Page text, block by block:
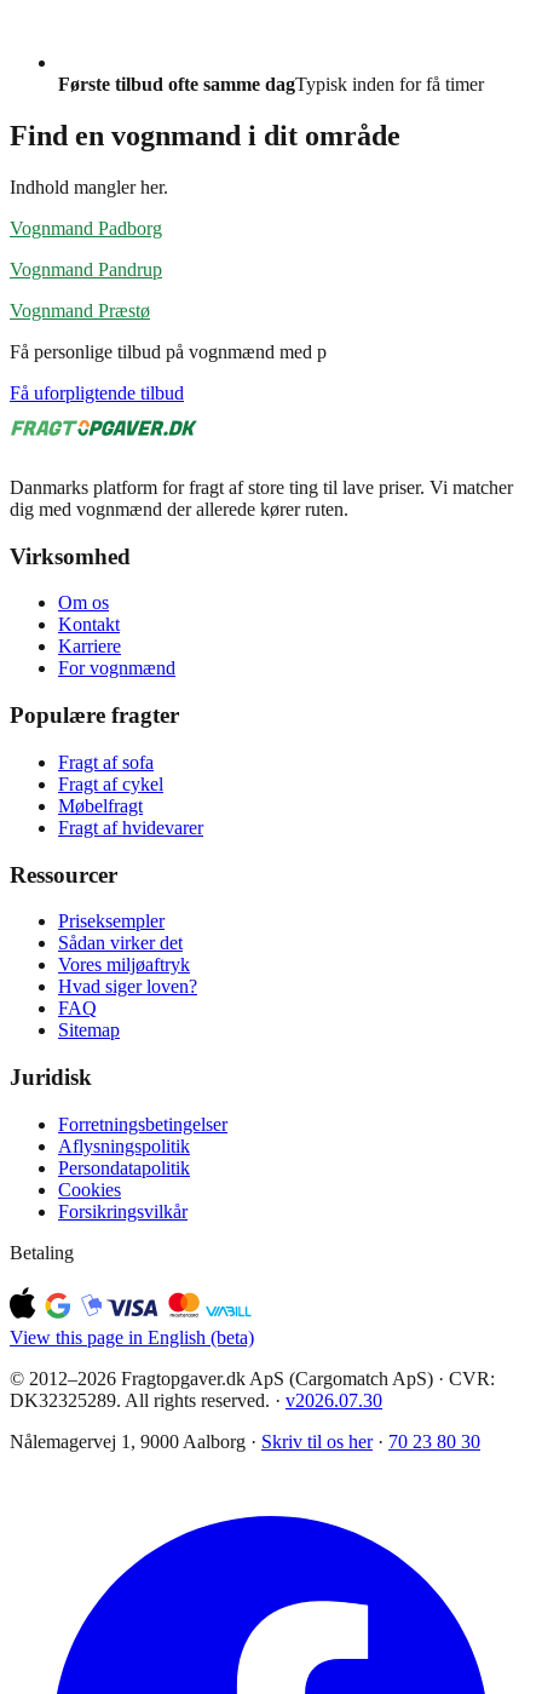
Første tilbud ofte samme dagTypisk inden for få timer
Find en vognmand i dit område
Indhold mangler her.
Vognmand Padborg
Vognmand Pandrup
Vognmand Præstø
Få personlige tilbud på vognmænd med p
Få uforpligtende tilbud
Danmarks platform for fragt af store ting til lave priser. Vi matcher
dig med vognmænd der allerede kører ruten.
Virksomhed
Om os
Kontakt
Karriere
For vognmænd
Populære fragter
Fragt af sofa
Fragt af cykel
Møbelfragt
Fragt af hvidevarer
Ressourcer
Priseksempler
Sådan virker det
Vores miljøaftryk
Hvad siger loven?
FAQ
Sitemap
Juridisk
Forretningsbetingelser
Aflysningspolitik
Persondatapolitik
Cookies
Forsikringsvilkår
Betaling
View this page in English (beta)
© 2012–2026 Fragtopgaver.dk ApS (Cargomatch ApS) · CVR:
DK32325289. All rights reserved. · v2026.07.30
Nålemagervej 1, 9000 Aalborg · Skriv til os her · 70 23 80 30